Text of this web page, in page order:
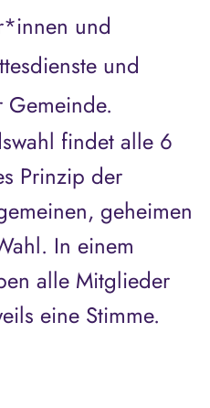
und
und
Gemeinde.
findet alle 6
Prinzip der
geheimen
In einem
alle Mitglieder
eine Stimme.